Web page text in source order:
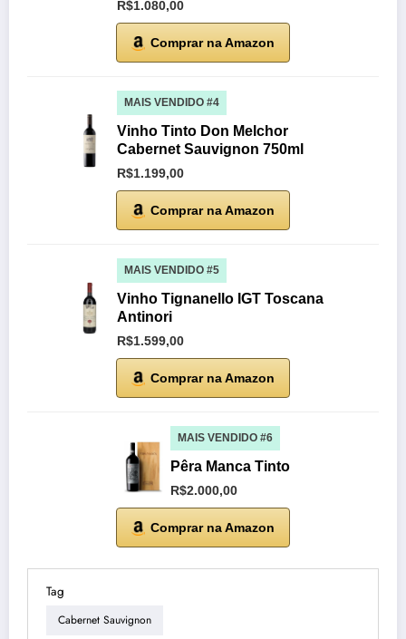
R$1.080,00
Comprar na Amazon
MAIS VENDIDO #4
Vinho Tinto Don Melchor
Cabernet Sauvignon 750ml
R$1.199,00
Comprar na Amazon
MAIS VENDIDO #5
Vinho Tignanello IGT Toscana
Antinori
R$1.599,00
Comprar na Amazon
MAIS VENDIDO #6
Pêra Manca Tinto
R$2.000,00
Comprar na Amazon
Tag
Cabernet Sauvignon